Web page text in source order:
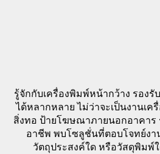
รู้จักกับเครื่องพิมพ์หน้ากว้าง รอง
ได้หลากหลาย ไม่ว่าจะเป็นงานเ
สิ่งทอ ป้ายโฆษณาภายนอกอาคาร
อาชีพ พบโซลูชั่นที่ตอบโจทย์ง
วัตถุประสงค์ใด หรือวัสดุพิมพ์